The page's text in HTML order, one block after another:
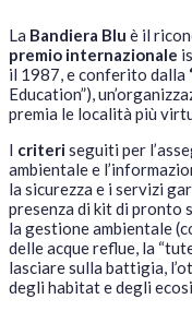
La Bandiera Blu è il
premio internazionale
il 1987, e conferito dalla
Education”),
premia le località più
I criteriseguiti per
ambientale e
la sicurezza e i servizi
presenza di kit di pronto
la gestione ambientale
delle acque reflue, la
lasciare sulla battigia,
degli habitat e degli